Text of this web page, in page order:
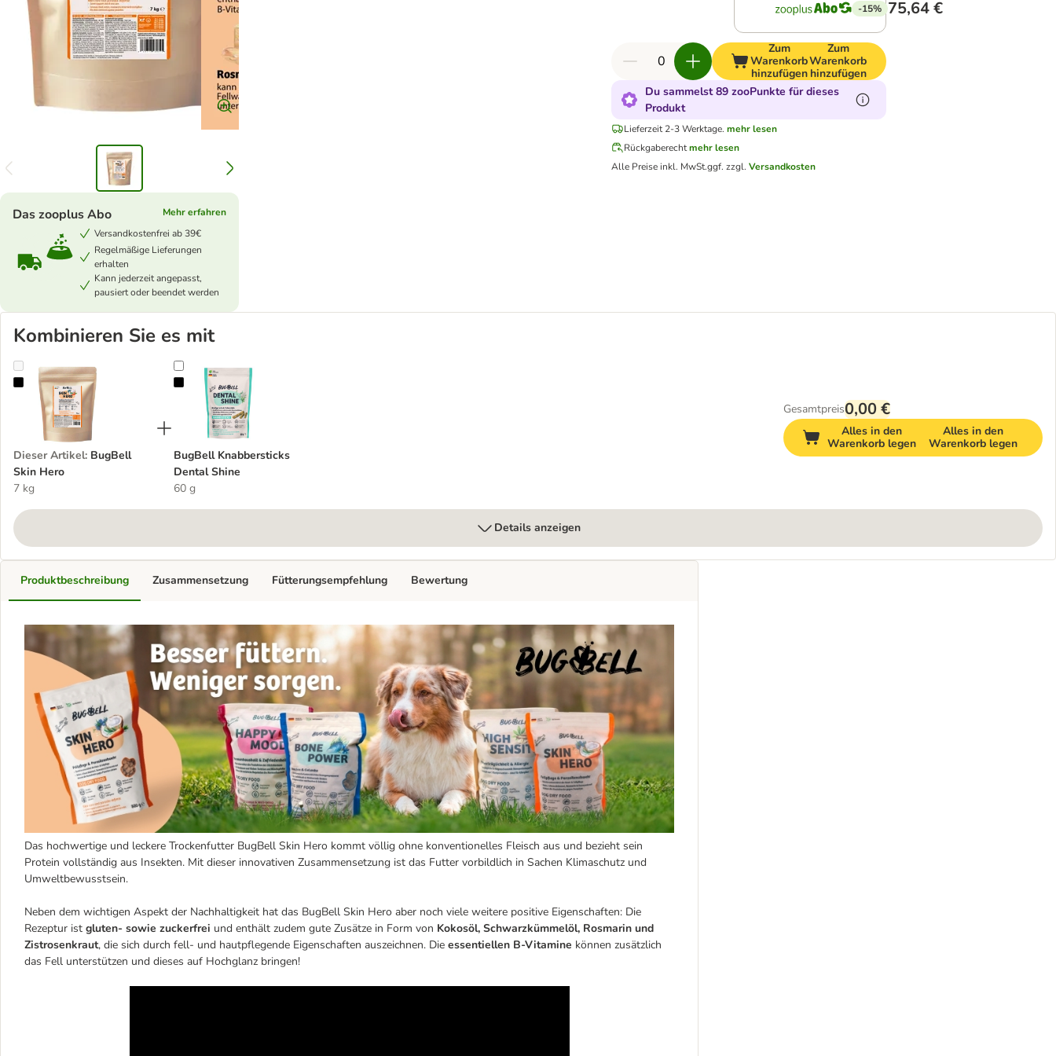
Das zooplus Abo
Mehr erfahren
Versandkostenfrei ab 39€
Regelmäßige Lieferungen
erhalten
Kann jederzeit angepasst,
pausiert oder beendet werden
-15% 75,64 €
Zum
Warenkorb
hinzufügen
Zum
Warenkorb
hinzufügen
Du sammelst 89 zooPunkte für dieses
Produkt
Lieferzeit 2-3 Werktage. mehr lesen
Rückgaberechtmehr lesen
Alle Preise inkl. MwSt.ggf. zzgl. Versandkosten
Kombinieren Sie es mit
BugBell Skin Hero
Dieser Artikel: BugBell
Skin Hero
7 kg
BugBell Knabbersticks Dental Shine
BugBell Knabbersticks
Dental Shine
60 g
Gesamtpreis0,00 €
Alles in den
Warenkorb legen
Alles in den
Warenkorb legen
Details anzeigen
Produktbeschreibung
Das hochwertige und leckere Trockenfutter BugBell Skin Hero kommt völlig ohne konventionelles Fleisch aus und bezieht sein
Protein vollständig aus Insekten. Mit dieser innovativen Zusammensetzung ist das Futter vorbildlich in Sachen Klimaschutz und
Umweltbewusstsein.
Neben dem wichtigen Aspekt der Nachhaltigkeit hat das BugBell Skin Hero aber noch viele weitere positive Eigenschaften: Die
Rezeptur ist gluten- sowie zuckerfrei und enthält zudem gute Zusätze in Form von Kokosöl, Schwarzkümmelöl, Rosmarin und
Zistrosenkraut, die sich durch fell- und hautpflegende Eigenschaften auszeichnen. Die essentiellen B-Vitamine können zusätzlich
das Fell unterstützen und dieses auf Hochglanz bringen!
Zusammensetzung Fütterungsempfehlung Bewertung